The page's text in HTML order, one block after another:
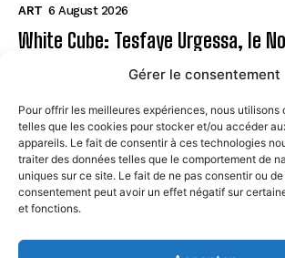
Gérer le consentement
Pour offrir les meilleures expériences, nous utilisons
telles que les cookies pour stocker et/ou accéder
appareils. Le fait de consentir à ces technologies
traiter des données telles que le comportement de
uniques sur ce site. Le fait de ne pas consentir ou
consentement peut avoir un effet négatif sur
et fonctions.
ART 6 August 2026
White Cube: Tesfaye Urgessa, le
Page
CONTACT
MENTIONS LÉGALES